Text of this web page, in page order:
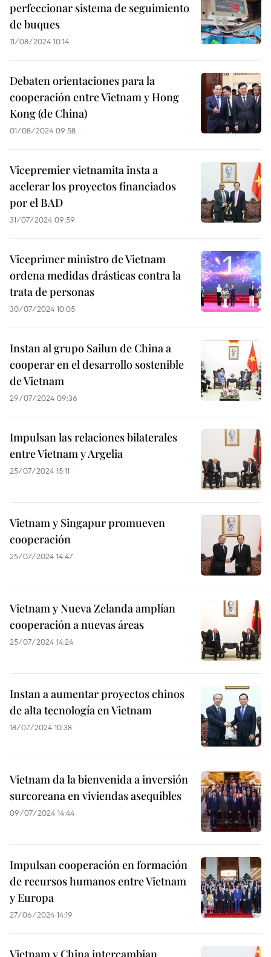
perfeccionar sistema de seguimiento
de buques
11/08/2024 10:14
Debaten orientaciones para la
cooperación entre Vietnam y Hong
Kong (de China)
01/08/2024 09:58
Vicepremier vietnamita insta a
acelerar los proyectos financiados
por el BAD
31/07/2024 09:59
Viceprimer ministro de Vietnam
ordena medidas drásticas contra la
trata de personas
30/07/2024 10:05
Instan al grupo Sailun de China a
cooperar en el desarrollo sostenible
de Vietnam
29/07/2024 09:36
Impulsan las relaciones bilaterales
entre Vietnam y Argelia
25/07/2024 15:11
Vietnam y Singapur promueven
cooperación
25/07/2024 14:47
Vietnam y Nueva Zelanda amplían
cooperación a nuevas áreas
25/07/2024 14:24
Instan a aumentar proyectos chinos
de alta tecnología en Vietnam
18/07/2024 10:38
Vietnam da la bienvenida a inversión
surcoreana en viviendas asequibles
09/07/2024 14:44
Impulsan cooperación en formación
de recursos humanos entre Vietnam
y Europa
27/06/2024 14:19
Vietnam y China intercambian